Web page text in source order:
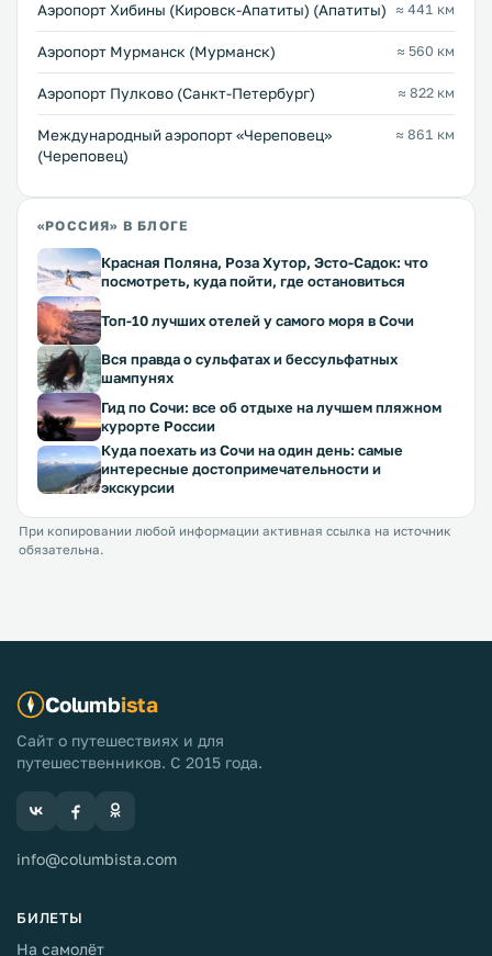
Аэропорт Хибины (Кировск-Апатиты) (Апатиты) ≈ 441 км
Аэропорт Мурманск (Мурманск) ≈ 560 км
Аэропорт Пулково (Санкт-Петербург) ≈ 822 км
Международный аэропорт «Череповец»
(Череповец)
≈ 861 км
«РОССИЯ» В БЛОГЕ
Красная Поляна, Роза Хутор, Эсто-Садок: что
посмотреть, куда пойти, где остановиться
Топ-10 лучших отелей у самого моря в Сочи
Вся правда о сульфатах и бессульфатных
шампунях
Гид по Сочи: все об отдыхе на лучшем пляжном
курорте России
Куда поехать из Сочи на один день: самые
интересные достопримечательности и
экскурсии
При копировании любой информации активная ссылка на источник
обязательна.
Columbista
Сайт о путешествиях и для
путешественников. С 2015 года.
info@columbista.com
БИЛЕТЫ
На самолёт